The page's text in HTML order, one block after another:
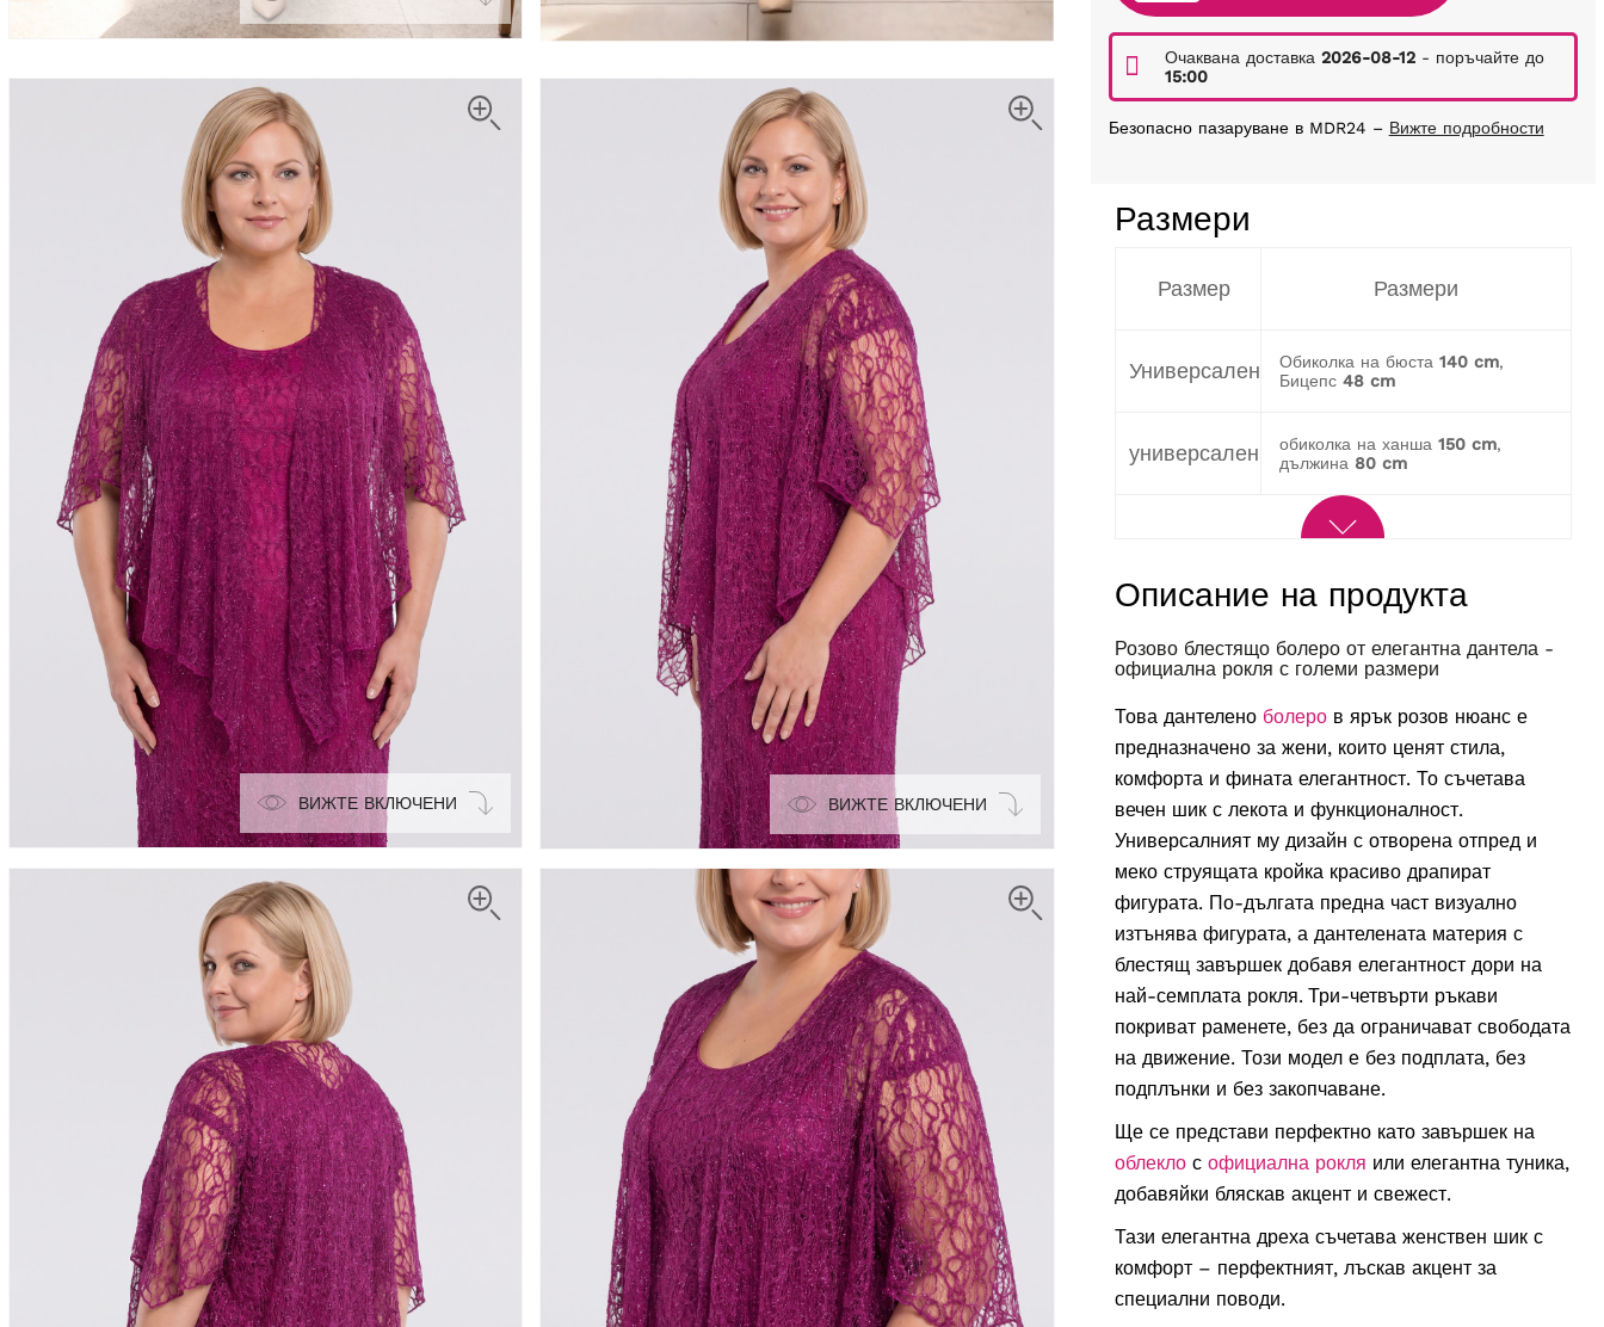
ВИЖТЕ ВКЛЮЧЕНИ ВИЖТЕ ВКЛЮЧЕНИ
Очаквана доставка 2026-08-12- поръчайте до
15:00
Безопасно пазаруване в MDR24 – Вижте подробности
Размери
Размер Размери
Универсален Обиколка на бюста 140 cm,
Бицепс 48 cm
универсален обиколка на ханша 150 cm,
дължина 80 cm
Описание на продукта
Розово блестящо болеро от елегантна дантела -
официална рокля с големи размери
Това дантелено болеров ярък розов нюанс е
предназначено за жени, които ценят стила,
комфорта и фината елегантност. То съчетава
вечен шик с лекота и функционалност.
Универсалният му дизайн с отворена отпред и
меко струящата кройка красиво драпират
фигурата. По-дългата предна част визуално
изтънява фигурата, а дантелената материя с
блестящ завършек добавя елегантност дори на
най-семплата рокля. Три-четвърти ръкави
покриват раменете, без да ограничават свободата
на движение. Този модел е без подплата, без
подплънки и без закопчаване.
Ще се представи перфектно като завършек на
облеклос официална рокля или елегантна туника,
добавяйки бляскав акцент и свежест.
Тази елегантна дреха съчетава женствен шик с
комфорт – перфектният, лъскав акцент за
специални поводи.